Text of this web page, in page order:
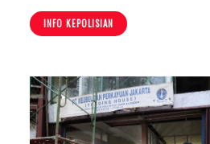
INFO KEPOLISIAN